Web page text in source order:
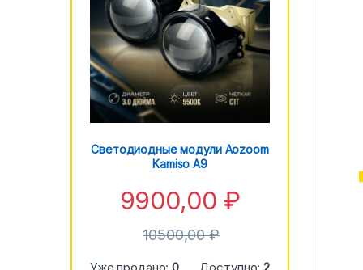
Светодиодные модули Aozoom
Kamiso A9
9900,00 ₽
10500,00₽